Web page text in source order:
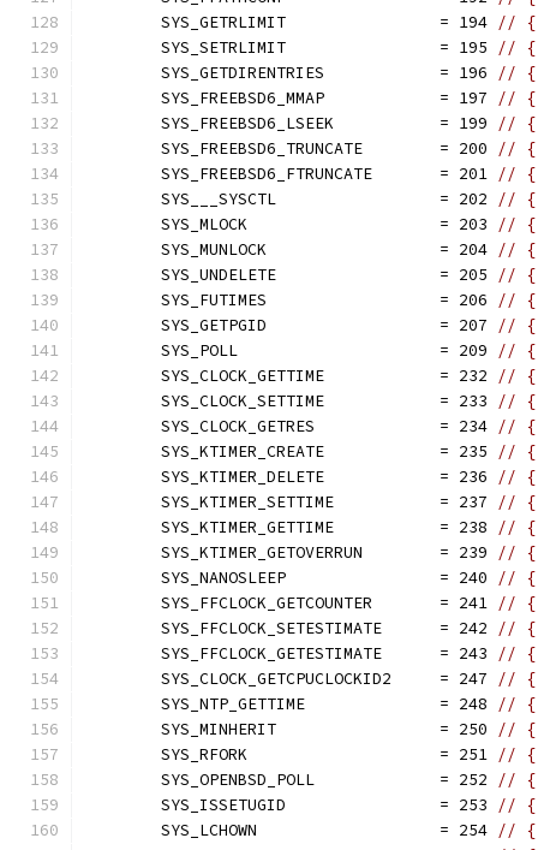
	SYS_GETRLIMIT                = 194
// {
	SYS_SETRLIMIT                = 195
// {
	SYS_GETDIRENTRIES            = 196
// {
	SYS_FREEBSD6_MMAP            = 197
// {
	SYS_FREEBSD6_LSEEK           = 199
// {
	SYS_FREEBSD6_TRUNCATE        = 200
// {
	SYS_FREEBSD6_FTRUNCATE       = 201
// {
	SYS___SYSCTL                 = 202
// {
	SYS_MLOCK                    = 203
// {
	SYS_MUNLOCK                  = 204
// {
	SYS_UNDELETE                 = 205
// {
	SYS_FUTIMES                  = 206
// {
	SYS_GETPGID                  = 207
// {
	SYS_POLL                     = 209
// {
	SYS_CLOCK_GETTIME            = 232
// {
	SYS_CLOCK_SETTIME            = 233
// {
	SYS_CLOCK_GETRES             = 234
// {
	SYS_KTIMER_CREATE            = 235
// {
	SYS_KTIMER_DELETE            = 236
// {
	SYS_KTIMER_SETTIME           = 237
// {
	SYS_KTIMER_GETTIME           = 238
// {
	SYS_KTIMER_GETOVERRUN        = 239
// {
	SYS_NANOSLEEP                = 240
// {
	SYS_FFCLOCK_GETCOUNTER       = 241
// {
	SYS_FFCLOCK_SETESTIMATE      = 242
// {
	SYS_FFCLOCK_GETESTIMATE      = 243
// {
	SYS_CLOCK_GETCPUCLOCKID2     = 247
// {
	SYS_NTP_GETTIME              = 248
// {
	SYS_MINHERIT                 = 250
// {
	SYS_RFORK                    = 251
// {
	SYS_OPENBSD_POLL             = 252
// {
	SYS_ISSETUGID                = 253
// {
	SYS_LCHOWN                   = 254
// {